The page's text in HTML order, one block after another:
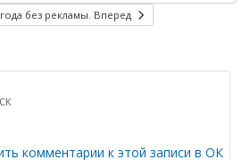
без рекламы. Вперед
комментарии к этой записи в ОК